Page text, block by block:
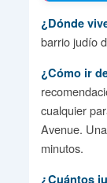
¿Dónde
barrio judío
¿Cómo ir
cualquier
Avenue.
minutos.
¿Cuántos